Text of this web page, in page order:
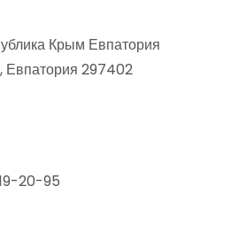
Крым Евпатория
Евпатория 297402
20-95